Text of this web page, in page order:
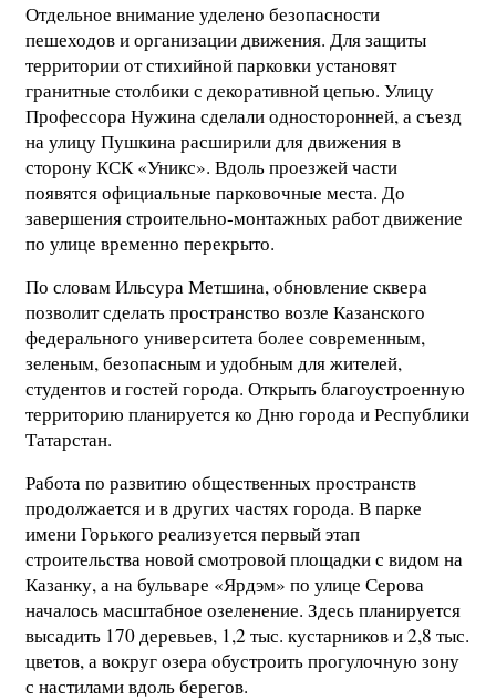
Отдельное внимание уделено безопасности
пешеходов и организации движения. Для защиты
территории от стихийной парковки установят
гранитные столбики с декоративной цепью. Улицу
Профессора Нужина сделали односторонней, а съезд
на улицу Пушкина расширили для движения в
сторону КСК «Уникс». Вдоль проезжей части
появятся официальные парковочные места. До
завершения строительно-монтажных работ движение
по улице временно перекрыто.
По словам Ильсура Метшина, обновление сквера
позволит сделать пространство возле Казанского
федерального университета более современным,
зеленым, безопасным и удобным для жителей,
студентов и гостей города. Открыть благоустроенную
территорию планируется ко Дню города и Республики
Татарстан.
Работа по развитию общественных пространств
продолжается и в других частях города. В парке
имени Горького реализуется первый этап
строительства новой смотровой площадки с видом на
Казанку, а на бульваре «Ярдэм» по улице Серова
началось масштабное озеленение. Здесь планируется
высадить 170 деревьев, 1,2 тыс. кустарников и 2,8 тыс.
цветов, а вокруг озера обустроить прогулочную зону
с настилами вдоль берегов.